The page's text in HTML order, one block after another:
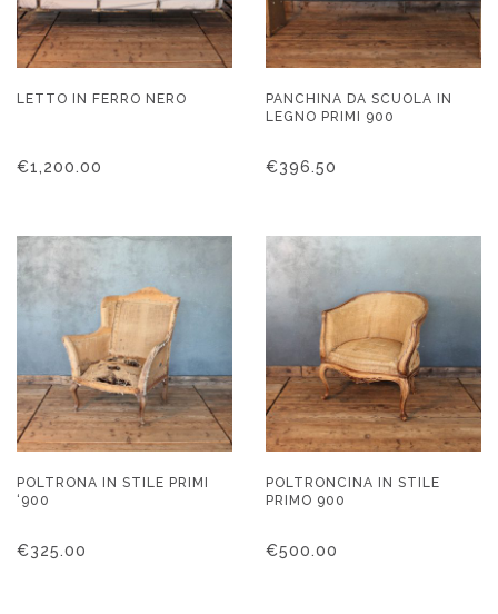
LETTO IN FERRO NERO
€1,200.00
PANCHINA DA SCUOLA IN
LEGNO PRIMI 900
€396.50
POLTRONA IN STILE PRIMI
‘900
€325.00
POLTRONCINA IN STILE
PRIMO 900
€500.00